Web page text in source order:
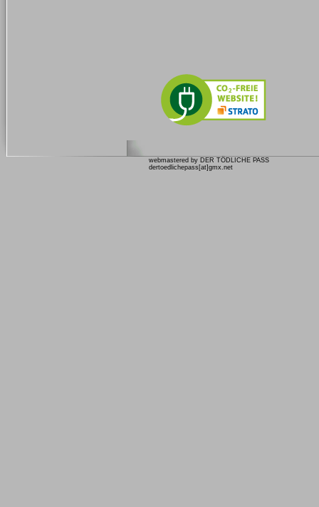
webmastered by DER TÖDLICHE PASS
dertoedlichepass[at]gmx.net